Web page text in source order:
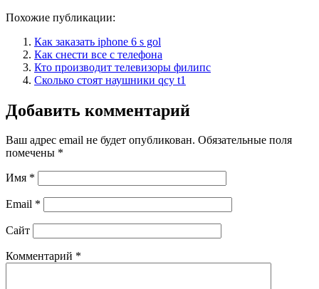
Похожие публикации:
Как заказать iphone 6 s gol
Как снести все с телефона
Кто производит телевизоры филипс
Сколько стоят наушники qcy t1
Добавить комментарий
Ваш адрес email не будет опубликован. Обязательные поля
помечены *
Имя *
Email *
Сайт
Комментарий *